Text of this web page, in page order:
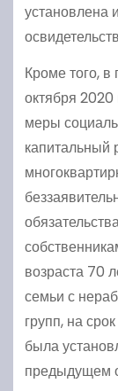
установлена
Кроме того, в
октября
меры
капитальный
возраста 70
семьи с
групп, на
была
предыдущем